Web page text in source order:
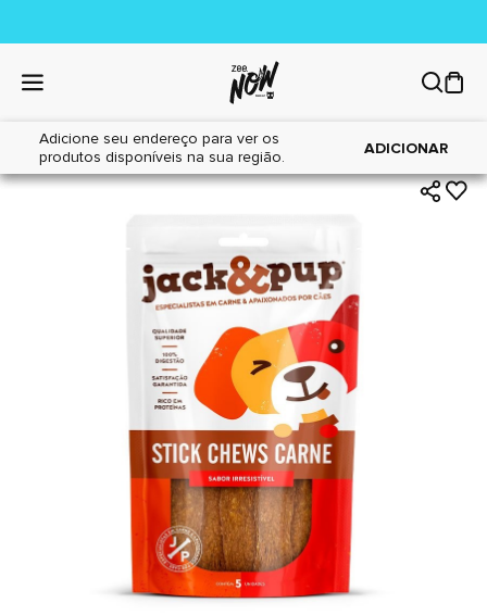
Adicione seu endereço para ver os
produtos disponíveis na sua região.
ADICIONAR
Home|Cães|Petiscos